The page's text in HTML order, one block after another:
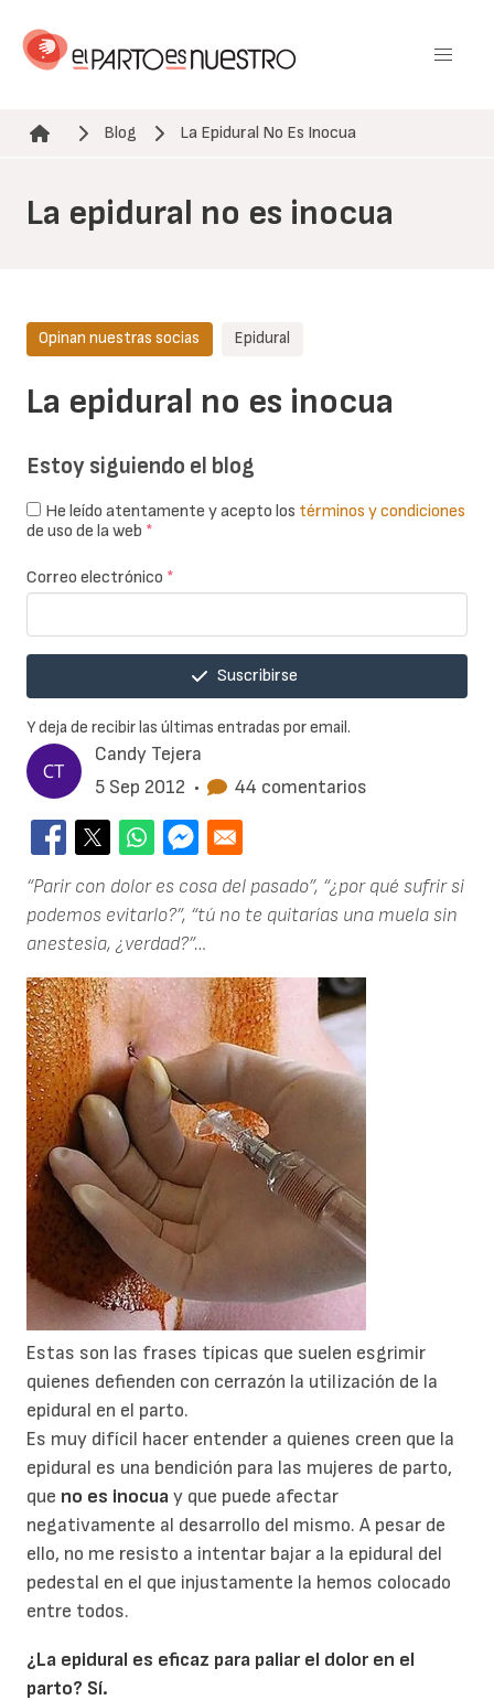
contenido
Ruta de navegación
Blog La Epidural No Es Inocua
La epidural no es inocua
Candy Tejera
5 Sep 2012 • 44 comentarios
La epidural no es inocua
Opinan nuestras socias Epidural
“Parir con dolor es cosa del pasado”, “¿por qué sufrir si
podemos evitarlo?”, “tú no te quitarías una muela sin
anestesia, ¿verdad?”…
Estas son las frases típicas que suelen esgrimir
quienes defienden con cerrazón la utilización de la
epidural en el parto.
Es muy difícil hacer entender a quienes creen que la
epidural es una bendición para las mujeres de parto,
que no es inocua y que puede afectar
negativamente al desarrollo del mismo. A pesar de
ello, no me resisto a intentar bajar a la epidural del
pedestal en el que injustamente la hemos colocado
entre todos.
¿La epidural es eficaz para paliar el dolor en el
parto? Sí.
Estoy siguiendo el blog
He leído atentamente y acepto los términos y condiciones
de uso de la web *
Correo electrónico *
Suscribirse
Y deja de recibir las últimas entradas por email.